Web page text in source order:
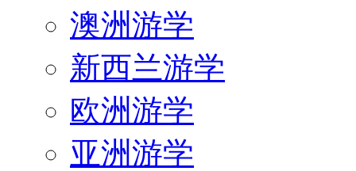
澳洲游学
新西兰游学
欧洲游学
亚洲游学